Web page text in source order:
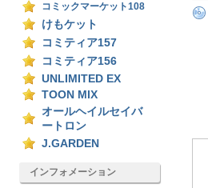
コミックマーケット108
けもケット
コミティア157
コミティア156
UNLIMITED EX
TOON MIX
オールヘイルセイバ
ートロン
J.GARDEN
インフォメーション